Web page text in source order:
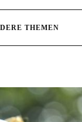
THEMEN